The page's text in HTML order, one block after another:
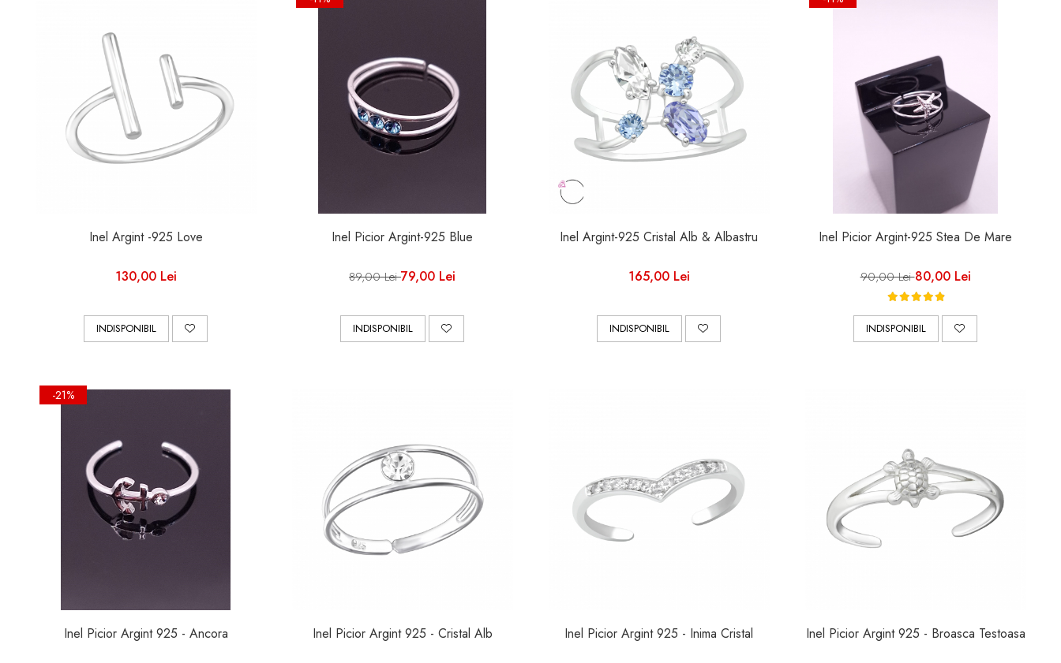
Inel Argint -925 Love
130,00 Lei
INDISPONIBIL
Inel Picior Argint-925 Blue
89,00 Lei79,00 Lei
INDISPONIBIL
Inel Argint-925 Cristal Alb & Albastru
165,00 Lei
INDISPONIBIL
Inel Picior Argint-925 Stea De Mare
90,00 Lei80,00 Lei
INDISPONIBIL
-21%
Inel Picior Argint 925 - Ancora Inel Picior Argint 925 - Cristal Alb Inel Picior Argint 925 - Inima Cristal Inel Picior Argint 925 - Broasca Testoasa